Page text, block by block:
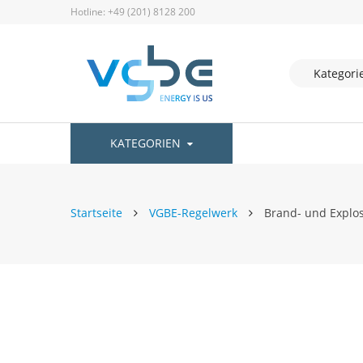
Hotline: +49 (201) 8128 200
KATEGORIEN
Startseite VGBE-Regelwerk Brand- und